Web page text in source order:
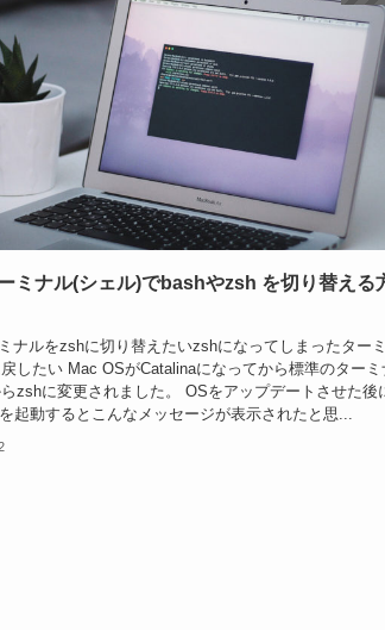
ミナル(シェル)でbashやzsh を切り替える
ナルをzshに切り替えたいzshになってしまったター
したい Mac OSがCatalinaになってから標準のターミ
zshに変更されました。 OSをアップデートさせた後
起動するとこんなメッセージが表示されたと思...